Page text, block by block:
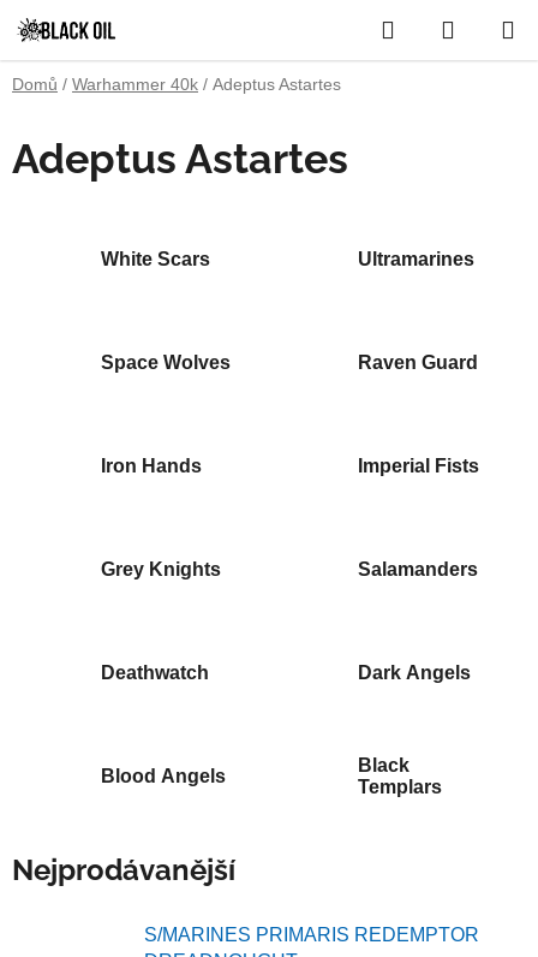
na
obsah
Hledat
KOŠÍK
Domů / Warhammer 40k / Adeptus Astartes
Adeptus Astartes
White Scars Ultramarines
Space Wolves Raven Guard
Iron Hands Imperial Fists
Grey Knights Salamanders
Deathwatch Dark Angels
Blood Angels
Black
Templars
Nejprodávanější
S/MARINES PRIMARIS REDEMPTOR